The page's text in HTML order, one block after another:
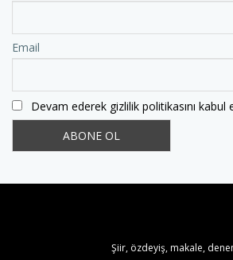
Email
Devam ederek gizlilik politikasını
Şiir, özdeyiş, makale,